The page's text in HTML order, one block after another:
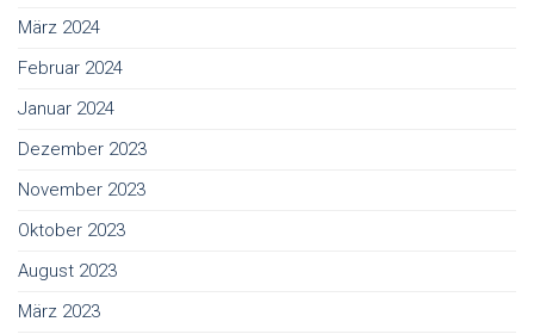
März 2024
Februar 2024
Januar 2024
Dezember 2023
November 2023
Oktober 2023
August 2023
März 2023